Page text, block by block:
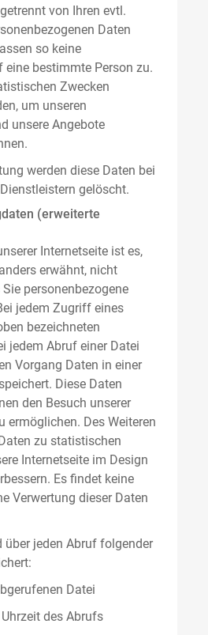
von Ihren evtl.
Daten
so keine
eine bestimmte Person zu.
Zwecken
um unseren
unsere Angebote
werden diese Daten bei
gelöscht.
(erweiterte
Internetseite ist es,
erwähnt, nicht
personenbezogene
jedem Zugriff eines
bezeichneten
jedem Abruf einer Datei
Vorgang Daten in einer
Diese Daten
den Besuch unserer
ermöglichen. Des Weiteren
zu statistischen
Internetseite im Design
Es findet keine
Verwertung dieser Daten
über jeden Abruf folgender
Datei
des Abrufs